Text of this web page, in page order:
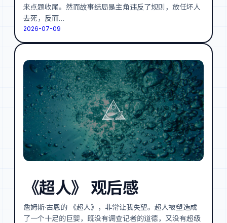
来点题收尾。然而故事结局是主角违反了规则，放任坏人
去死，反而…
2026-07-09
《超人》 观后感
詹姆斯·古恩的 《超人》，非常让我失望。超人被塑造成
了一个十足的巨婴，既没有调查记者的道德，又没有超级